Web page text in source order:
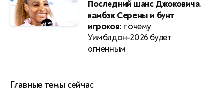
Последний шанс Джоковича,
камбэк Серены и бунт
игроков: почему
Уимблдон-2026 будет
огненным
Главные темы сейчас